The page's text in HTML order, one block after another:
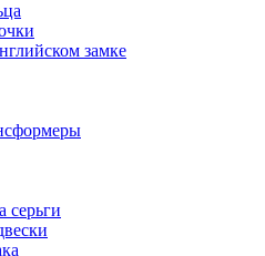
замке
серьги